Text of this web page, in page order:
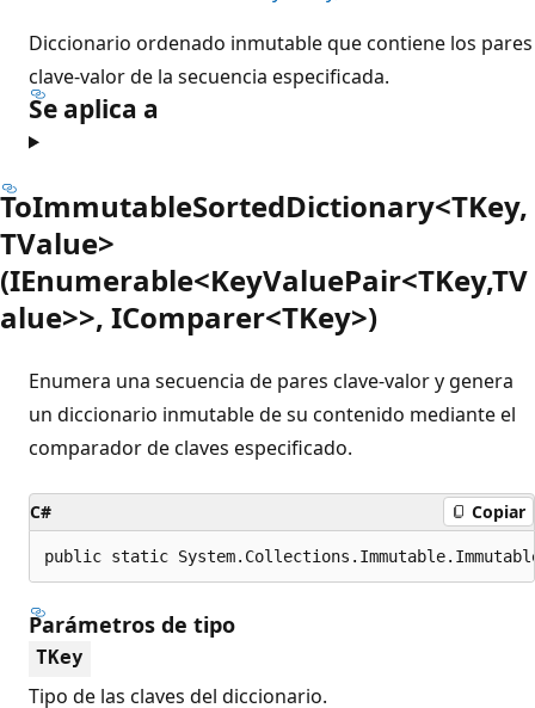
Diccionario ordenado inmutable que contiene los pares
clave-valor de la secuencia especificada.
Se aplica a
ToImmutableSortedDictionary<TKey,
TValue>
(IEnumerable<KeyValuePair<TKey,TV
alue>>, IComparer<TKey>)
Enumera una secuencia de pares clave-valor y genera
un diccionario inmutable de su contenido mediante el
comparador de claves especificado.
C# Copiar
public static
Parámetros de tipo
TKey
Tipo de las claves del diccionario.